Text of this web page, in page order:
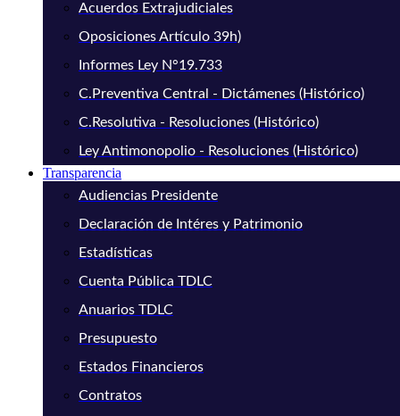
Acuerdos Extrajudiciales
Oposiciones Artículo 39h)
Informes Ley N°19.733
C.Preventiva Central - Dictámenes (Histórico)
C.Resolutiva - Resoluciones (Histórico)
Ley Antimonopolio - Resoluciones (Histórico)
Transparencia
Audiencias Presidente
Declaración de Intéres y Patrimonio
Estadísticas
Cuenta Pública TDLC
Anuarios TDLC
Presupuesto
Estados Financieros
Contratos